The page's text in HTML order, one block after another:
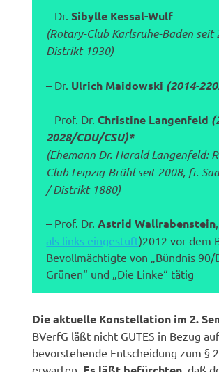
– Dr.Sibylle Kessal-Wulf
(Rotary-Club Karlsruhe-Baden seit
Distrikt 1930)
– Dr. Ulrich Maidowski (2014-
– Prof. Dr.Christine Langenfeld
2028/CDU/CSU)*
(Ehemann Dr. Harald Langenfeld:
Club Leipzig-Brühl seit 2008, fr.
/ Distrikt 1880)
– Prof. Dr. Astrid Wallrabenstein
als links eingestuft)2012 vor dem
Bevollmächtigte von „Bündnis 90/
Grünen“ und „Die Linke“ tätig
Die aktuelle Konstellation im 2.
BVerfG läßt nicht GUTES in Bezug
bevorstehende Entscheidung zum §
erwarten.
daß